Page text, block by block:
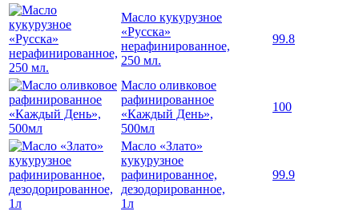
Масло кукурузное
«Русска»
нерафинированное,
250 мл.
99.8
Масло оливковое
рафинированное
«Каждый День»,
500мл
100
Масло «Злато»
кукурузное
рафинированное,
дезодорированное,
1л
99.9